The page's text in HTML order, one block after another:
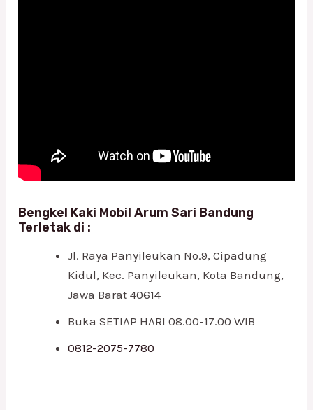
Bengkel Kaki Mobil Arum Sari Bandung
Terletak di :
Jl. Raya Panyileukan No.9, Cipadung
Kidul, Kec. Panyileukan, Kota Bandung,
Jawa Barat 40614
Buka SETIAP HARI 08.00-17.00 WIB
0812-2075-7780